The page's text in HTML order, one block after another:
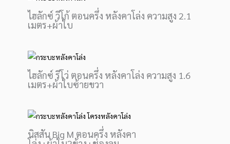
ไฮลักซ์ วีโก้ ตอนครึ่ง หลังคาโล่ง ความสูง 2.1
เมตร+ผ้าใบ
ไฮลักซ์ รีโว่ ตอนครึ่ง หลังคาโล่ง ความสูง 1.6
เมตร+ผ้าใบซ้ายขวา
นิสสัน Big M ตอนครึ่ง หลังคา